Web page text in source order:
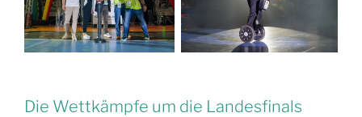
Die Wettkämpfe um die Landesfinals